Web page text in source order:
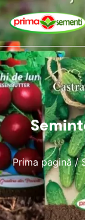
Prima pagină/